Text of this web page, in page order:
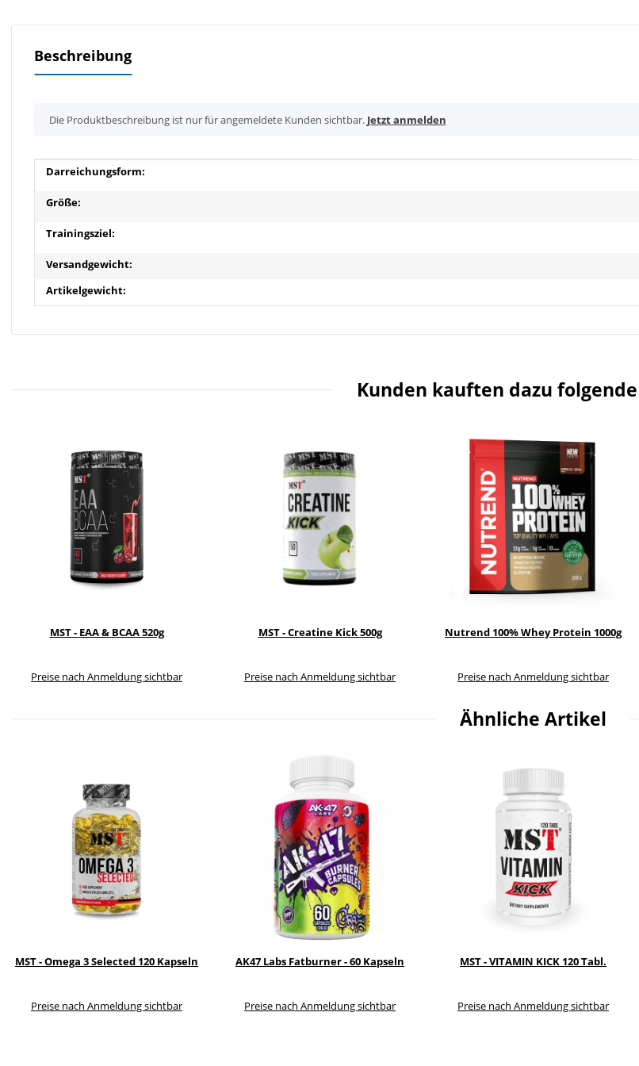
Beschreibung
x
Die Produktbeschreibung ist nur für angemeldete Kunden sichtbar. Jetzt anmelden
Produkteigenschaft
Wert
Darreichungsform:
Größe:
Trainingsziel:
Versandgewicht:
Artikelgewicht:
Kunden kauften dazu
MST - EAA & BCAA 520g
Preise nach Anmeldung sichtbar
MST - Creatine Kick 500g
Preise nach Anmeldung sichtbar
Nutrend 100% Whey Protein 1000g
Preise nach Anmeldung sichtbar
Ähnliche Artikel
MST - Omega 3 Selected 120 Kapseln
Preise nach Anmeldung sichtbar
AK47 Labs Fatburner - 60 Kapseln
Preise nach Anmeldung sichtbar
MST - VITAMIN KICK 120 Tabl.
Preise nach Anmeldung sichtbar